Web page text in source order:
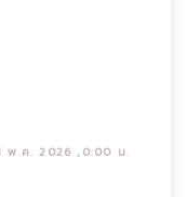
พ.ค. 2026 ,0:00 น.